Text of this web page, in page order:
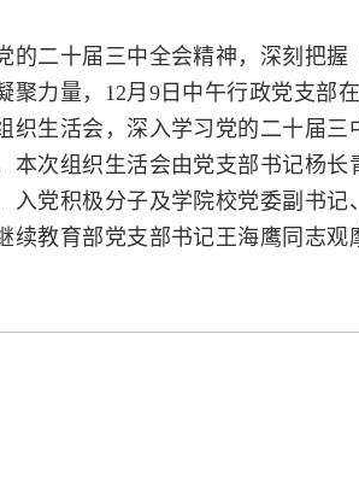
的二十届三中全会精神，深刻把握
聚力量，12月9日中午行政党支部
织生活会，深入学习党的二十届三
本次组织生活会由党支部书记杨长
入党积极分子及学院校党委副书记
续教育部党支部书记王海鹰同志观